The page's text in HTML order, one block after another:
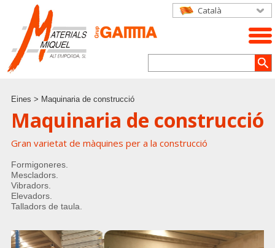
Català
Eines > Maquinaria de construcció
Maquinaria de construcció
Gran varietat de màquines per a la construcció
Formigoneres.
Mescladors.
Vibradors.
Elevadors.
Talladors de taula.